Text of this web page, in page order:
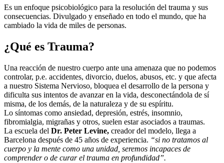
Es un enfoque psicobiológico para la resolución del trauma y sus
consecuencias. Divulgado y enseñado en todo el mundo, que ha
cambiado la vida de miles de personas.
¿Qué es Trauma?
Una reacción de nuestro cuerpo ante una amenaza que no podemos
controlar, p.e. accidentes, divorcio, duelos, abusos, etc. y que afecta
a nuestro Sistema Nervioso, bloquea el desarrollo de la persona y
dificulta sus intentos de avanzar en la vida, desconectándola de sí
misma, de los demás, de la naturaleza y de su espíritu.
Lo síntomas como ansiedad, depresión, estrés, insomnio,
fibromialgia, migrañas y otros, suelen estar asociados a traumas.
La escuela del Dr. Peter Levine, creador del modelo, llega a
Barcelona después de 45 años de experiencia. “si no tratamos al
cuerpo y la mente como una unidad, seremos incapaces de
comprender o de curar el trauma en profundidad”.